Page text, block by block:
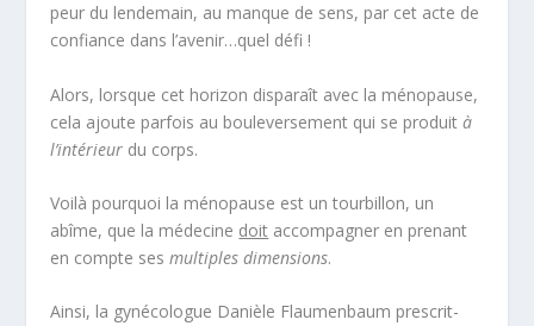
peur du lendemain, au manque de sens, par cet acte de
confiance dans l’avenir…quel défi !
Alors, lorsque cet horizon disparaît avec la ménopause,
cela ajoute parfois au bouleversement qui se produità
l’intérieur du corps.
Voilà pourquoi la ménopause est un tourbillon, un
abîme, que la médecine doit accompagner en prenant
en compte sesmultiples dimensions.
Ainsi, la gynécologue Danièle Flaumenbaum prescrit-